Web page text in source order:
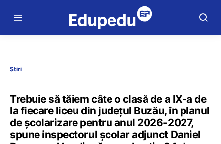
Știri
Trebuie să tăiem câte o clasă de a IX-a de
la fiecare liceu din județul Buzău, în planul
de școlarizare pentru anul 2026-2027,
spune inspectorul școlar adjunct Daniel